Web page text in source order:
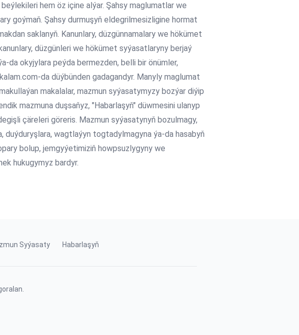
hem öz içine alýar. Şahsy maglumatlar we
goýmaň. Şahsy durmuşyň eldegrilmesizligine hormat
saklanyň. Kanunlary, düzgünnamalary we hökümet
düzgünleri we hökümet syýasatlaryny berjaý
da okyjylara peýda bermezden, belli bir önümler,
da düýbünden gadagandyr. Manyly maglumat
makalalar, mazmun syýasatymyzy bozýar diýip
mazmuna duşsaňyz, "Habarlaşyň" düwmesini ulanyp
çäreleri göreris. Mazmun syýasatynyň bozulmagy,
duýduryşlara, wagtlaýyn togtadylmagyna ýa-da hasabyň
bolup, jemgyýetimiziň howpsuzlygyny we
hukugymyz bardyr.
Syýasaty Habarlaşyň